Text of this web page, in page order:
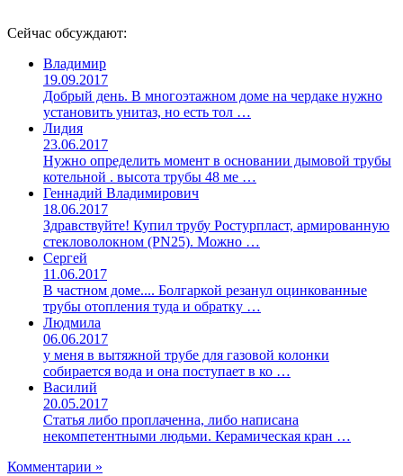
Сейчас обсуждают:
Владимир
19.09.2017
Добрый день. В многоэтажном доме на чердаке нужно
установить унитаз, но есть тол …
Лидия
23.06.2017
Нужно определить момент в основании дымовой трубы
котельной . высота трубы 48 ме …
Геннадий Владимирович
18.06.2017
Здравствуйте! Купил трубу Ростурпласт, армированную
стекловолокном (PN25). Можно …
Сергей
11.06.2017
В частном доме.... Болгаркой резанул оцинкованные
трубы отопления туда и обратку …
Людмила
06.06.2017
у меня в вытяжной трубе для газовой колонки
собирается вода и она поступает в ко …
Василий
20.05.2017
Статья либо проплаченна, либо написана
некомпетентными людьми. Керамическая кран …
Комментарии »